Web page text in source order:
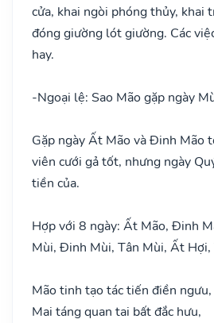
cửa, khai ngòi phóng thủy, khai
đóng giường lót giường. Các
hay.
-Ngoại lệ: Sao Mão gặp ngày
Gặp ngày Ất Mão và Đinh Mão
viên cưới gả tốt, nhưng ngày
tiền của.
Hợp với 8 ngày: Ất Mão, Đinh
Mùi, Đinh Mùi, Tân Mùi, Ất Hợi,
Mão tinh tạo tác tiến điền ngưu,
Mai táng quan tai bất đắc hưu,